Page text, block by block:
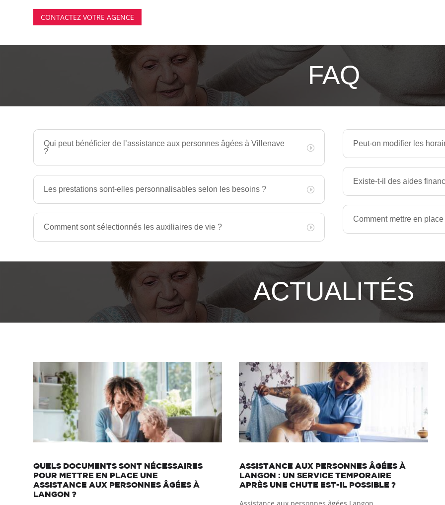
CONTACTEZ VOTRE AGENCE
FAQ
Qui peut bénéficier de l’assistance aux personnes âgées à Villenave
?
Les prestations sont-elles personnalisables selon les besoins ?
Comment sont sélectionnés les auxiliaires de vie ?
Peut-on modifier les
Existe-t-il des aides
Comment mettre en
ACTUALITÉS
QUELS DOCUMENTS SONT NÉCESSAIRES
POUR METTRE EN PLACE UNE
ASSISTANCE AUX PERSONNES ÂGÉES À
LANGON ?
ASSISTANCE AUX PERSONNES ÂGÉES À
LANGON : UN SERVICE TEMPORAIRE
APRÈS UNE CHUTE EST-IL POSSIBLE ?